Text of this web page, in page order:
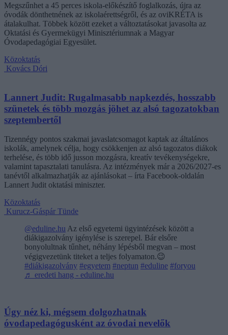
Megszűnhet a 45 perces iskola-előkészítő foglalkozás, újra az
óvodák dönthetnének az iskolaérettségről, és az oviKRÉTA is
átalakulhat. Többek között ezeket a változtatásokat javasolta az
Oktatási és Gyermekügyi Minisztériumnak a Magyar
Óvodapedagógiai Egyesület.
Közoktatás
Kovács Dóri
Lannert Judit: Rugalmasabb napkezdés, hosszabb
szünetek és több mozgás jöhet az alsó tagozatokban
szeptembertől
Tizennégy pontos szakmai javaslatcsomagot kaptak az általános
iskolák, amelynek célja, hogy csökkenjen az alsó tagozatos diákok
terhelése, és több idő jusson mozgásra, kreatív tevékenységekre,
valamint tapasztalati tanulásra. Az intézmények már a 2026/2027-es
tanévtől alkalmazhatják az ajánlásokat – írta Facebook-oldalán
Lannert Judit oktatási miniszter.
Közoktatás
Kurucz-Gáspár Tünde
@eduline.hu Az első egyetemi ügyintézések között a
diákigazolvány igénylése is szerepel. Bár elsőre
bonyolultnak tűnhet, néhány lépésből megvan – most
végigvezetünk titeket a teljes folyamaton.😉
#diákigazolvány #egyetem #neptun #eduline #foryou
♬ eredeti hang - eduline.hu
Úgy néz ki, mégsem dolgozhatnak
óvodapedagógusként az óvodai nevelők